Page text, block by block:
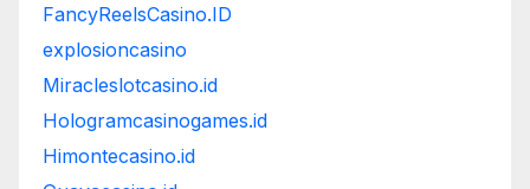
FancyReelsCasino.ID
explosioncasino
Miracleslotcasino.id
Hologramcasinogames.id
Himontecasino.id